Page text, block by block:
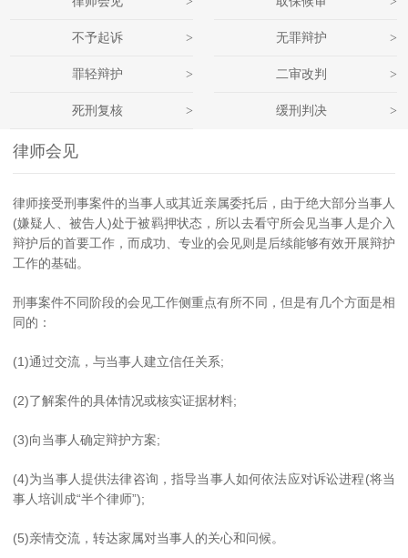
不予起诉 > 无罪辩护 >
罪轻辩护 > 二审改判 >
死刑复核 > 缓刑判决 >
律师会见
律师接受刑事案件的当事人或其近亲属委托后，由于绝大部分当事人
(嫌疑人、被告人)处于被羁押状态，所以去看守所会见当事人是介入
辩护后的首要工作，而成功、专业的会见则是后续能够有效开展辩护
工作的基础。
刑事案件不同阶段的会见工作侧重点有所不同，但是有几个方面是相
同的：
(1)通过交流，与当事人建立信任关系;
(2)了解案件的具体情况或核实证据材料;
(3)向当事人确定辩护方案;
(4)为当事人提供法律咨询，指导当事人如何依法应对诉讼进程(将当
事人培训成“半个律师”);
(5)亲情交流，转达家属对当事人的关心和问候。
-1-